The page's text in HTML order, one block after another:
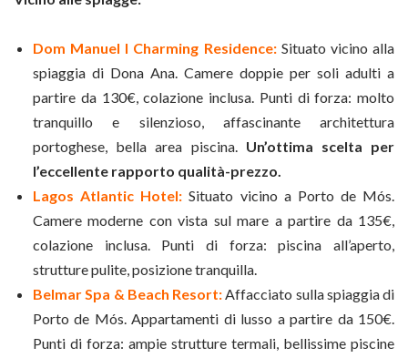
Dom Manuel I Charming Residence:Situato vicino alla
spiaggia di Dona Ana. Camere doppie per soli adulti a
partire da 130€, colazione inclusa. Punti di forza: molto
tranquillo e silenzioso, affascinante architettura
portoghese, bella area piscina. Un’ottima scelta per
l’eccellente rapporto qualità-prezzo.
Lagos Atlantic Hotel: Situato vicino a Porto de Mós.
Camere moderne con vista sul mare a partire da 135€,
colazione inclusa. Punti di forza: piscina all’aperto,
strutture pulite, posizione tranquilla.
Belmar Spa & Beach Resort:Affacciato sulla spiaggia di
Porto de Mós. Appartamenti di lusso a partire da 150€.
Punti di forza: ampie strutture termali, bellissime piscine